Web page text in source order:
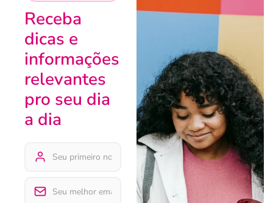
Receba
dicas e
informações
relevantes
pro seu dia
a dia